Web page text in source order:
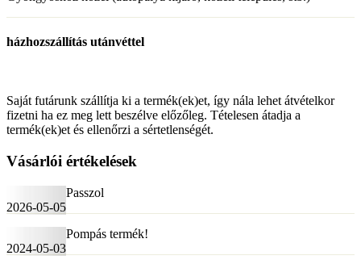
házhozszállítás utánvéttel
Saját futárunk szállítja ki a termék(ek)et, így nála lehet átvételkor
fizetni ha ez meg lett beszélve előzőleg. Tételesen átadja a
termék(ek)et és ellenőrzi a sértetlenségét.
Vásárlói értékelések
2026-05-05
Passzol
2024-05-03
Pompás termék!